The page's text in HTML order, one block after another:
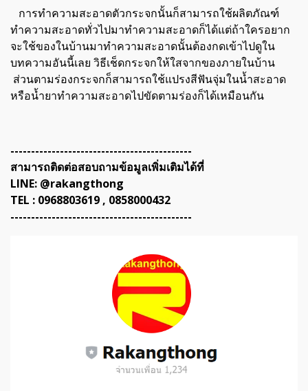
การทำความสะอาดตัวกระจกนั้นก็สามารถใช้ผลิตภัณฑ์
ทำความสะอาดทั่วไปมาทำความสะอาดก็ได้แต่ถ้าใครอยาก
จะใช้ของในบ้านมาทำความสะอาดนั้นต้องกดเข้าไปดูใน
บทความอันนี้เลย วิธีเช็ดกระจกให้ใสจากของภายในบ้าน
ส่วนตามร่องกระจกก็สามารถใช้แปรงสีฟันจุ่มในน้ำสะอาด
หรือน้ำยาทำความสะอาดไปขัดตามร่องก็ได้เหมือนกัน
--------------------------------------------
สามารถติดต่อสอบถามข้อมูลเพิ่มเติมได้ที่
LINE: @rakangthong
TEL : 0968803619 , 0858000432
--------------------------------------------